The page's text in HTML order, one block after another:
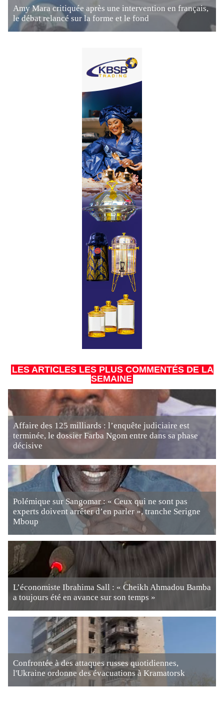
Amy Mara critiquée après une intervention en français,
le débat relancé sur la forme et le fond
LES ARTICLES LES PLUS COMMENTÉS DE LA
SEMAINE
Affaire des 125 milliards : l’enquête judiciaire est
terminée, le dossier Farba Ngom entre dans sa phase
décisive
Polémique sur Sangomar : « Ceux qui ne sont pas
experts doivent arrêter d’en parler », tranche Serigne
Mboup
L’économiste Ibrahima Sall : « Cheikh Ahmadou Bamba
a toujours été en avance sur son temps »
Confrontée à des attaques russes quotidiennes,
l'Ukraine ordonne des évacuations à Kramatorsk